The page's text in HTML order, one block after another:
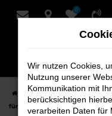
Zum
0
Startseite Cuxhaven
für Cuxhaven bei Schmidt + Koch
Wir nutzen Cookies,
Nutzung unserer
Kommunikation mit
berücksichtigen
verarbeiten Daten für